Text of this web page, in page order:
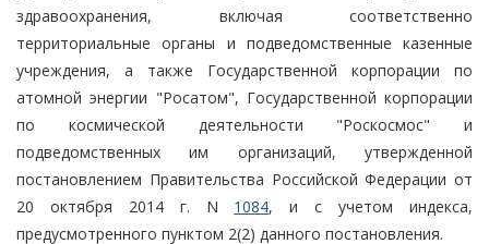
здравоохранения, включая соответственно
территориальные органы и подведомственные казенные
учреждения, а также Государственной корпорации по
атомной энергии "Росатом", Государственной корпорации
по космической деятельности "Роскосмос" и
подведомственных им организаций, утвержденной
постановлением Правительства Российской Федерации от
20 октября 2014 г. N 1084, и с учетом индекса,
предусмотренного пунктом 2(2) данного постановления.